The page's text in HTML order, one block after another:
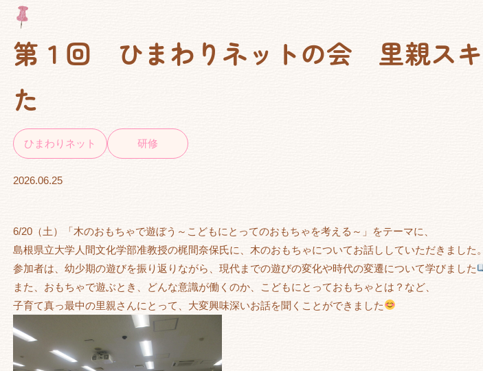
第１回 ひまわりネットの会 里親スキ
た
ひまわりネット 研修
2026.06.25
6/20（土）「木のおもちゃで遊ぼう～こどもにとってのおもちゃを考える～」をテーマに、
島根県立大学人間文化学部准教授の梶間奈保氏に、木のおもちゃについてお話ししていただきました。
参加者は、幼少期の遊びを振り返りながら、現代までの遊びの変化や時代の変遷について学びました
また、おもちゃで遊ぶとき、どんな意識が働くのか、こどもにとっておもちゃとは？など、
子育て真っ最中の里親さんにとって、大変興味深いお話を聞くことができました